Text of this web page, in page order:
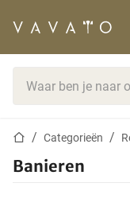
StartpaginaCategorieën
Banieren